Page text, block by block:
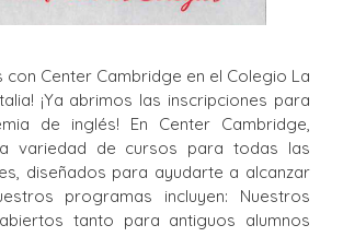
con Center Cambridge en el Colegio La
¡Ya abrimos las inscripciones para
de inglés! En Center Cambridge,
variedad de cursos para todas las
diseñados para ayudarte a alcanzar
programas incluyen: Nuestros
tanto para antiguos alumnos